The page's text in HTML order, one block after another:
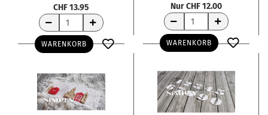
CHF 13.95
WARENKORB
Nur CHF 12.00
WARENKORB